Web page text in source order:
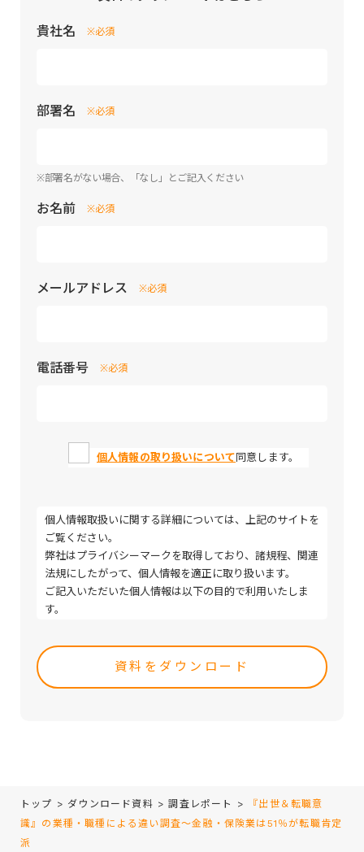
貴社名 ※必須
部署名 ※必須
※部署名がない場合、「なし」とご記入ください
お名前 ※必須
メールアドレス ※必須
電話番号 ※必須
個人情報の取り扱いについて 同意します。
個人情報取扱いに関する詳細については、上記のサイトを
ご覧ください。
弊社はプライバシーマークを取得しており、諸規程、関連
法規にしたがって、個人情報を適正に取り扱います。
ご記入いただいた個人情報は以下の目的で利用いたしま
す。
注、決済および対応
・取引（提案）に基づく役務等の授受
・当社サービス等に関する情報の提供、収集および伝達
leave
this
field
トップ > ダウンロード資料 >調査レポート >
『出世＆転職意
識』の業種・職種による違い調査～金融・保険業は51％が転職肯定
派